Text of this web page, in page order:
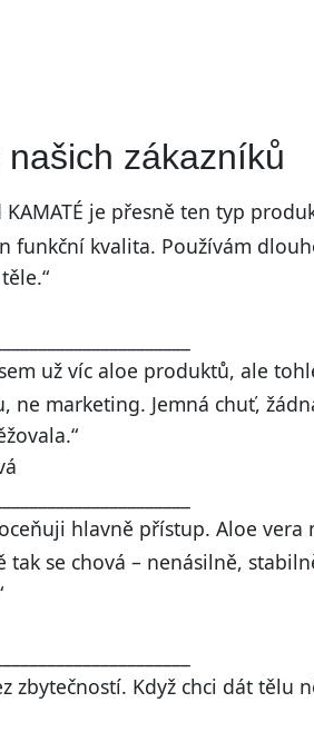
zákazníků
KAMATÉ je přesně ten typ
funkční kvalita. Používám
už víc aloe produktů, ale
ne marketing. Jemná chuť,
oceňuji hlavně přístup. Aloe
tak se chová – nenásilně,
zbytečností. Když chci dát tělu